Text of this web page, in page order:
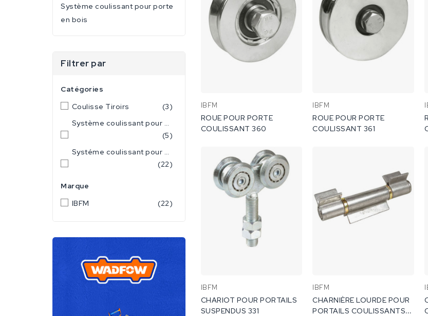
Système coulissant pour porte
en bois
Filtrer par
Catégories
Coulisse Tiroirs
(3)
Système coulissant pour porte en bois
(5)
Systéme coulissant pour porte en acier
(22)
Marque
IBFM
(22)
IBFM
ROUE POUR PORTE
COULISSANT 360
IBFM
ROUE POUR PORTE
COULISSANT 361
IBFM
CHARIOT POUR PORTAILS
SUSPENDUS 331
IBFM
CHARNIÈRE LOURDE POUR
PORTAILS COULISSANTS